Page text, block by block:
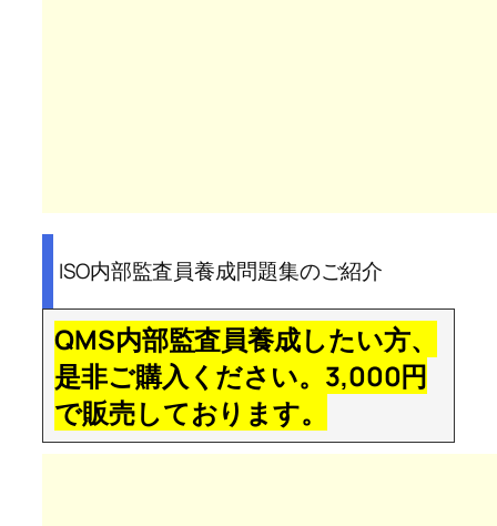
ISO内部監査員養成問題集のご紹介
QMS内部監査員養成したい方、
是非ご購入ください。3,000円
で販売しております。